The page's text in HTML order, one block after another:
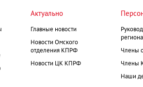
Актуально
Главные новости
Новости Омского
отделения КПРФ
Новости ЦК КПРФ
Члены
Члены
Наши